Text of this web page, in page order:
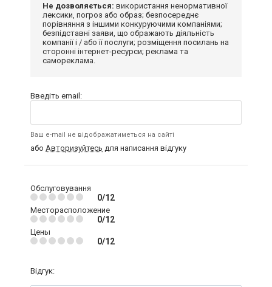
Не дозволяється: використання ненормативної
лексики, погроз або образ; безпосереднє
порівняння з іншими конкуруючими компаніями;
безпідставні заяви, що ображають діяльність
компанії і / або її послуги; розміщення посилань на
сторонні інтернет-ресурси; реклама та
самореклама.
Введіть email:
Ваш e-mail не відображатиметься на сайті
або Авторизуйтесь для написання відгуку
Обслуговування
0/12
Месторасположение
0/12
Цены
0/12
Відгук: